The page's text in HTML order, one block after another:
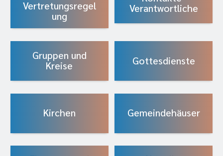
Vertretungsregel
ung
Verantwortliche
Gruppen und
Kreise
Gottesdienste
Kirchen Gemeindehäuser